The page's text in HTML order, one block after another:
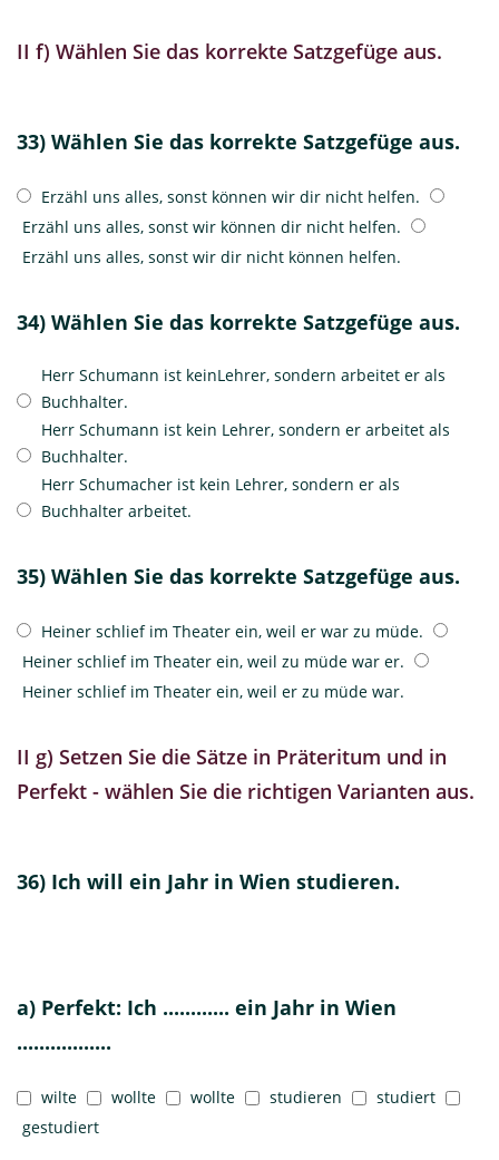
II f) Wählen Sie das korrekte Satzgefüge aus.
33) Wählen Sie das korrekte Satzgefüge aus.
Erzähl uns alles, sonst können wir dir nicht helfen.
Erzähl uns alles, sonst wir können dir nicht helfen.
Erzähl uns alles, sonst wir dir nicht können helfen.
34) Wählen Sie das korrekte Satzgefüge aus.
Herr Schumann ist keinLehrer, sondern arbeitet er als
Buchhalter.
Herr Schumann ist kein Lehrer, sondern er arbeitet als
Buchhalter.
Herr Schumacher ist kein Lehrer, sondern er als
Buchhalter arbeitet.
35) Wählen Sie das korrekte Satzgefüge aus.
Heiner schlief im Theater ein, weil er war zu müde.
Heiner schlief im Theater ein, weil zu müde war er.
Heiner schlief im Theater ein, weil er zu müde war.
II g) Setzen Sie die Sätze in Präteritum und in
Perfekt - wählen Sie die richtigen Varianten aus.
36) Ich will ein Jahr in Wien studieren.
a) Perfekt: Ich ............ ein Jahr in Wien
.................
wilte wollte wollte studieren
studiert
gestudiert